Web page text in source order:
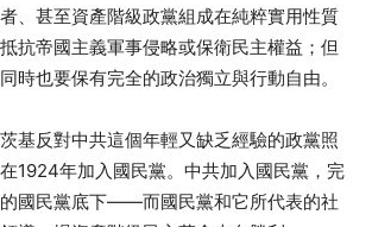
、甚至資產階級政黨組成在純粹實用性質
抗帝國主義軍事侵略或保衛民主權益；但
時也要保有完全的政治獨立與行動自由。
基反對中共這個年輕又缺乏經驗的政黨照
1924年加入國民黨。中共加入國民黨，完
國民黨底下——而國民黨和它所代表的社